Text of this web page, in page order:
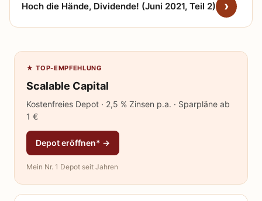
Hoch die Hände, Dividende! (Juni 2021, Teil 2)
★ TOP-EMPFEHLUNG
Scalable Capital
Kostenfreies Depot · 2,5 % Zinsen p.a. · Sparpläne ab
1 €
Depot eröffnen* →
Mein Nr. 1 Depot seit Jahren